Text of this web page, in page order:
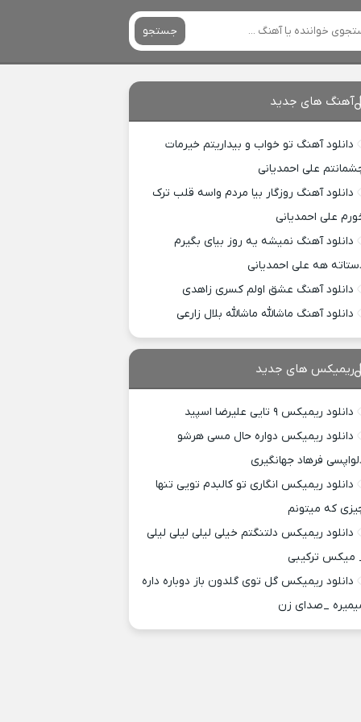
جستجو
آهنگ های جدید
دانلود آهنگ تو خواب و بیداریتم خیرمات
علی احمدیانی
دانلود آهنگ روزگار بیا مردم واسه قلب ترک
علی احمدیانی
دانلود آهنگ نمیشه یه روز بیای بگیرم
هه علی احمدیانی
دانلود آهنگ عشق اولم کسری زاهدی
دانلود آهنگ ماشالله ماشالله بلال زارعی
ریمیکس های جدید
دانلود ریمیکس ۹ تایی علیرضا اسپید
دانلود ریمیکس دواره حال مسی هرشو
فرهاد جهانگیری
دانلود ریمیکس انگاری تو کالبدم تویی تنها
که میتونم
دانلود ریمیکس دلتنگتم خیلی لیلی لیلی لیلی
میکس ترکیبی
دانلود ریمیکس گل توی گلدون باز دوباره داره
_صدای زن